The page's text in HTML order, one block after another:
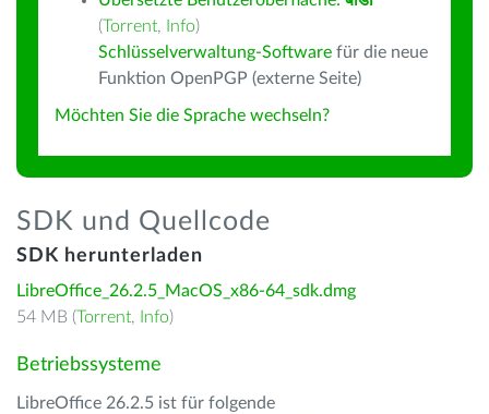
(Torrent, Info)
Schlüsselverwaltung-Software für die neue
Funktion OpenPGP (externe Seite)
Möchten Sie die Sprache wechseln?
SDK und Quellcode
SDK herunterladen
LibreOffice_26.2.5_MacOS_x86-64_sdk.dmg
54 MB (Torrent, Info)
Betriebssysteme
LibreOffice 26.2.5 ist für folgende